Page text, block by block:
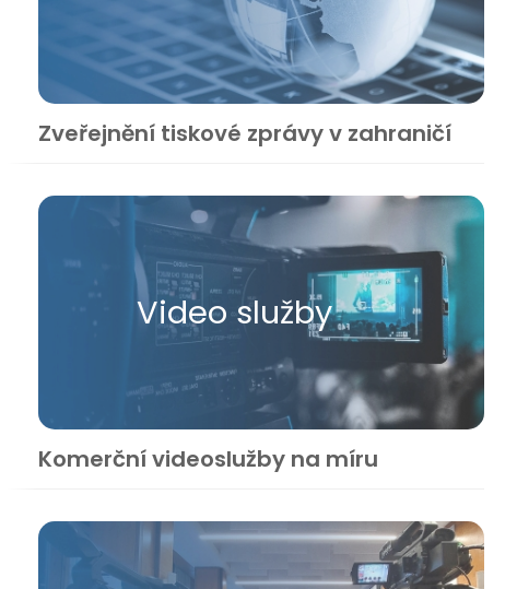
Zveřejnění tiskové zprávy v zahraničí
Video služby
Komerční videoslužby na míru